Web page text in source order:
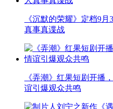
《沉默的荣耀》定档9
真事真谍战
《弄潮》红果短剧开播
谊引爆观众共鸣